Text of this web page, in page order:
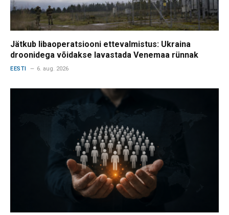
Jätkub libaoperatsiooni ettevalmistus: Ukraina
droonidega võidakse lavastada Venemaa rünnak
EESTI 6. aug. 2026